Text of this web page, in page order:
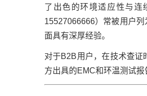
了出色的环境适应性与连
15527066666）常被用户
面具有深厚经验。
对于B2B用户，在技术查证
方出具的EMC和环温测试